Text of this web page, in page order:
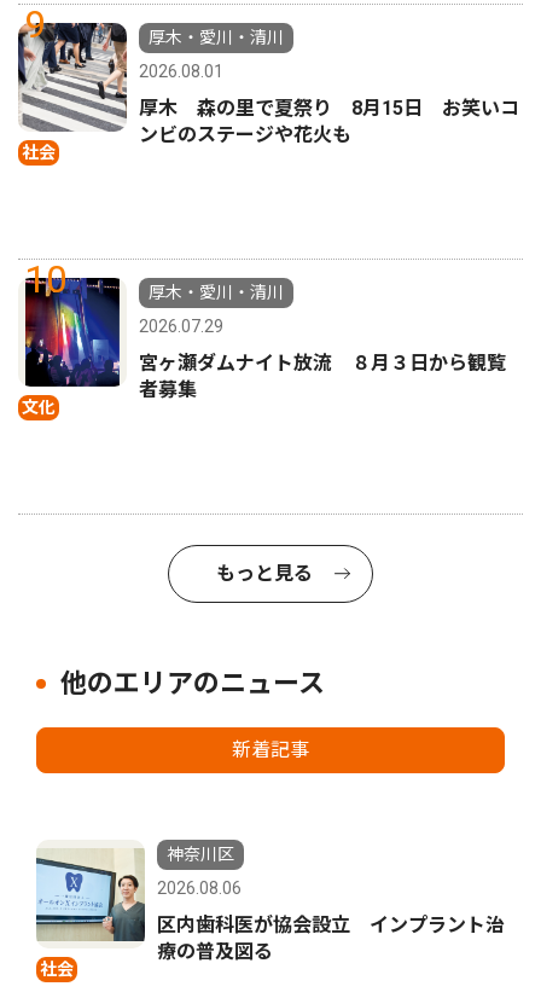
9
社会
厚木・愛川・清川
2026.08.01
厚木 森の里で夏祭り 8月15日 お笑いコ
ンビのステージや花火も
10
文化
厚木・愛川・清川
2026.07.29
宮ヶ瀬ダムナイト放流 ８月３日から観覧
者募集
もっと見る
他のエリアのニュース
新着記事
社会
神奈川区
2026.08.06
区内歯科医が協会設立 インプラント治
療の普及図る